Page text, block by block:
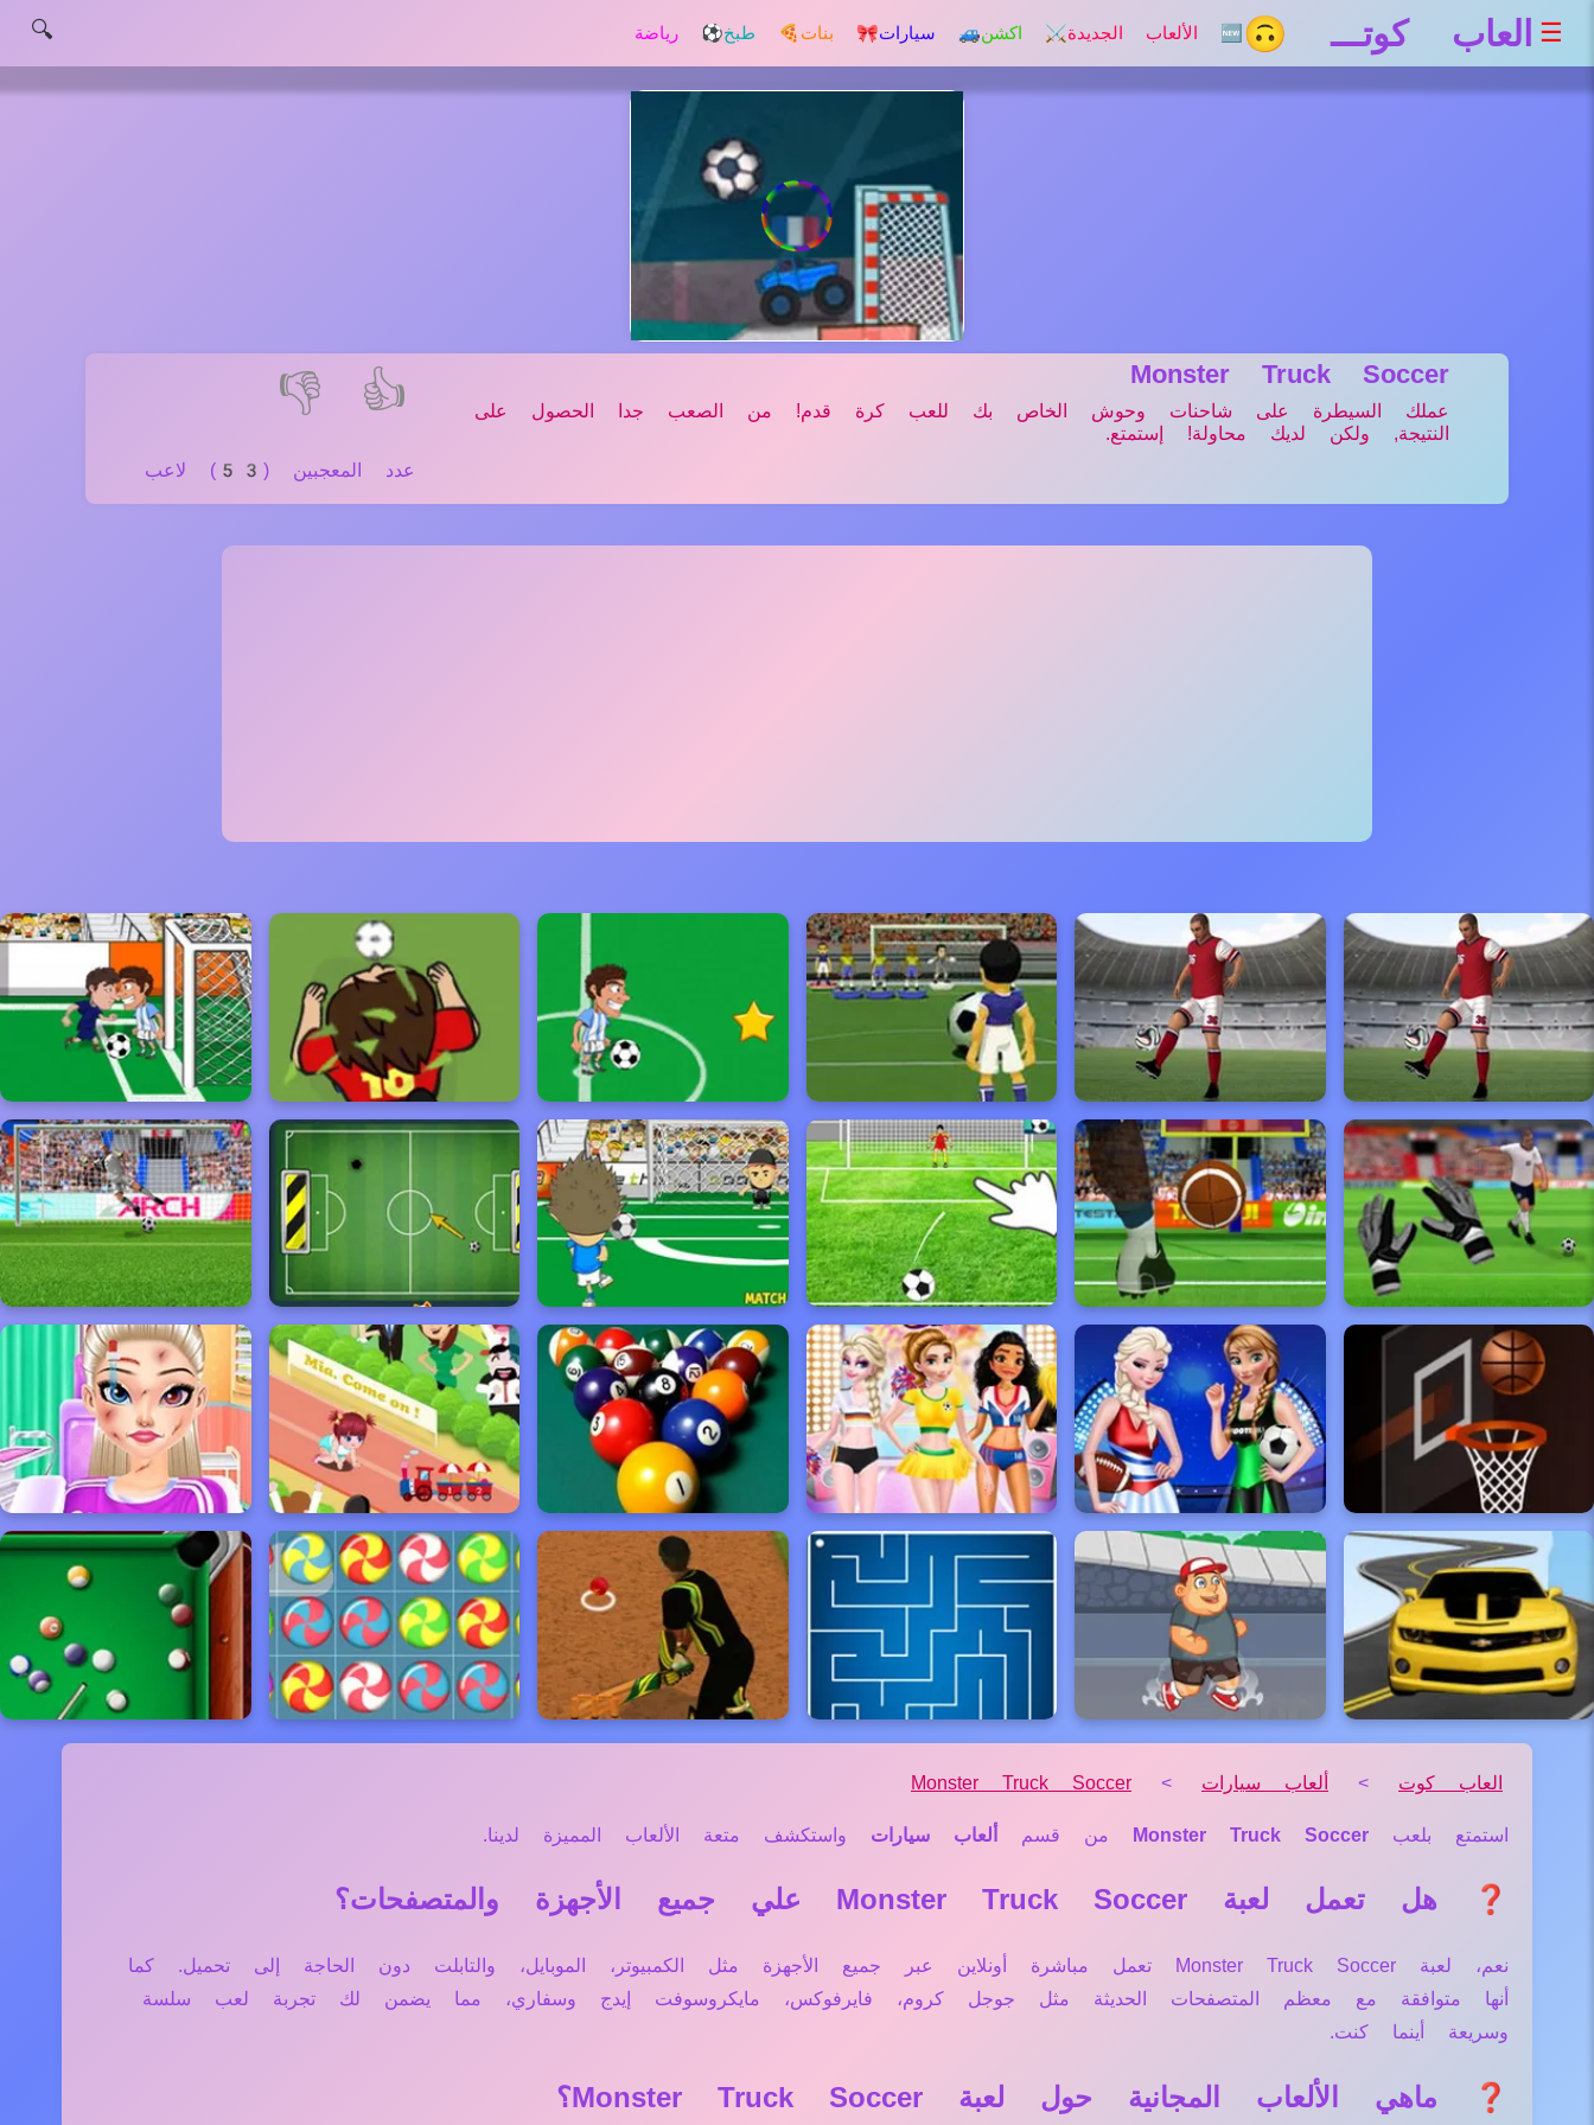
☰ العاب كوتـــ 🙃 🆕 الألعاب الجديدة ⚔️ اكشن🚙 سيارات🎀 بنات 🍕 طبخ⚽ رياضة 🔍
👍
👎
عدد المعجبين (53) لاعب
Monster Truck Soccer
عملك السيطرة على شاحنات وحوش الخاص بك للعب كرة قدم! من الصعب جدا الحصول على
النتيجة, ولكن لديك محاولة! إستمتع.
العاب كوت > ألعاب سيارات >
Monster Truck Soccer
استمتع بلعب Monster Truck Soccer من قسم ألعاب سيارات واستكشف متعة الألعاب المميزة لدينا.
❓ هل تعمل لعبة Monster Truck Soccer علي جميع الأجهزة والمتصفحات؟
نعم، لعبة Monster Truck Soccer تعمل مباشرة أونلاين عبر جميع الأجهزة مثل الكمبيوتر، الموبايل، والتابلت دون الحاجة إلى تحميل. كما
أنها متوافقة مع معظم المتصفحات الحديثة مثل جوجل كروم، فايرفوكس، مايكروسوفت إيدج وسفاري، مما يضمن لك تجربة لعب سلسة
وسريعة أينما كنت.
❓ ماهي الألعاب المجانية حول لعبة Monster Truck Soccer؟